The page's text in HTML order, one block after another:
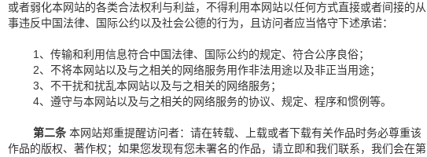
或者弱化本网站的各类合法权利与利益，不得利用本网站以任何方式直接或者间接的从
事违反中国法律、国际公约以及社会公德的行为，且访问者应当恪守下述承诺：
1、传输和利用信息符合中国法律、国际公约的规定、符合公序良俗；
2、不将本网站以及与之相关的网络服务用作非法用途以及非正当用途；
3、不干扰和扰乱本网站以及与之相关的网络服务；
4、遵守与本网站以及与之相关的网络服务的协议、规定、程序和惯例等。
第二条 本网站郑重提醒访问者：请在转载、上载或者下载有关作品时务必尊重该
作品的版权、著作权；如果您发现有您未署名的作品，请立即和我们联系，我们会在第